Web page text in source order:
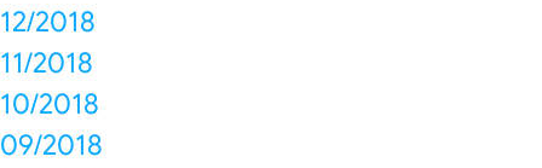
12/2018
11/2018
10/2018
09/2018